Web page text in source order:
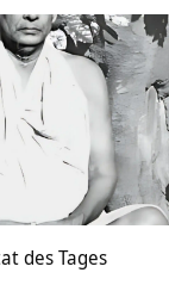
des Tages